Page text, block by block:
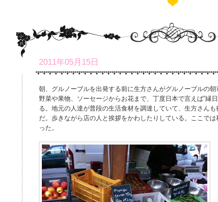
2011年05月15日
朝、グルノーブルを出発する前に生方さんがグルノーブルの
野菜や果物、ソーセージからお花まで、丁度日本で言えば”縁
る。地元の人達が普段の生活食材を調達していて、生方さん
だ。歩きながら店の人と挨拶をかわしたりしている。ここで
った。